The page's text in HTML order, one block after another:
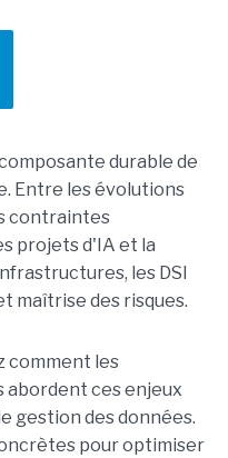
durable de
Entre les évolutions
contraintes
projets d'IA et la
les DSI
maîtrise des risques.
comment les
abordent ces enjeux
gestion des données.
pour optimiser